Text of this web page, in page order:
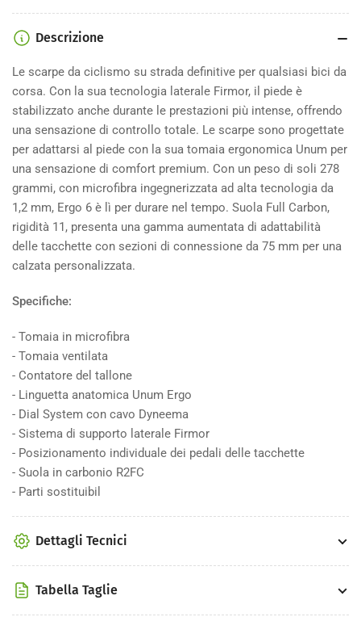
Descrizione
Le scarpe da ciclismo su strada definitive per qualsiasi bici da
corsa. Con la sua tecnologia laterale Firmor, il piede è
stabilizzato anche durante le prestazioni più intense, offrendo
una sensazione di controllo totale. Le scarpe sono progettate
per adattarsi al piede con la sua tomaia ergonomica Unum per
una sensazione di comfort premium. Con un peso di soli 278
grammi, con microfibra ingegnerizzata ad alta tecnologia da
1,2 mm, Ergo 6 è lì per durare nel tempo. Suola Full Carbon,
rigidità 11, presenta una gamma aumentata di adattabilità
delle tacchette con sezioni di connessione da 75 mm per una
calzata personalizzata.
Specifiche:
- Tomaia in microfibra
- Tomaia ventilata
- Contatore del tallone
- Linguetta anatomica Unum Ergo
- Dial System con cavo Dyneema
- Sistema di supporto laterale Firmor
- Posizionamento individuale dei pedali delle tacchette
- Suola in carbonio R2FC
- Parti sostituibil
Dettagli Tecnici
Tabella Taglie